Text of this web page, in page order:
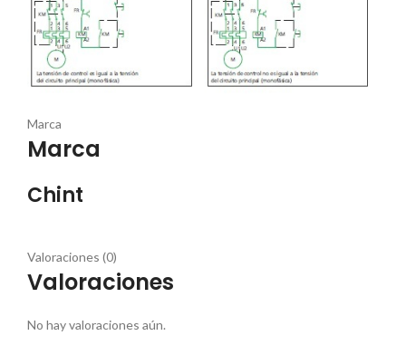
Marca
Marca
Chint
Valoraciones (0)
Valoraciones
No hay valoraciones aún.